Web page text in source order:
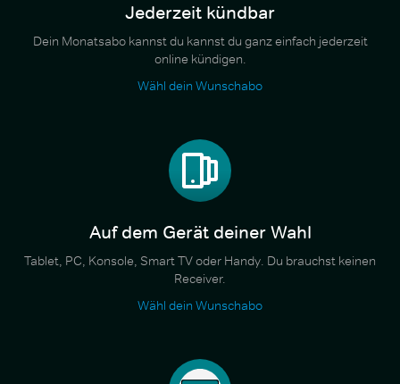
Jederzeit kündbar
Dein Monatsabo kannst du kannst du ganz einfach jederzeit
online kündigen.
Wähl dein Wunschabo
Auf dem Gerät deiner Wahl
Tablet, PC, Konsole, Smart TV oder Handy. Du brauchst keinen
Receiver.
Wähl dein Wunschabo